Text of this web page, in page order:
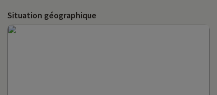
Situation géographique